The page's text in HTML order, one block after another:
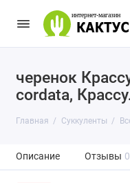
черенок
cordata,
Главная Суккуленты
Описание Отзывы 0